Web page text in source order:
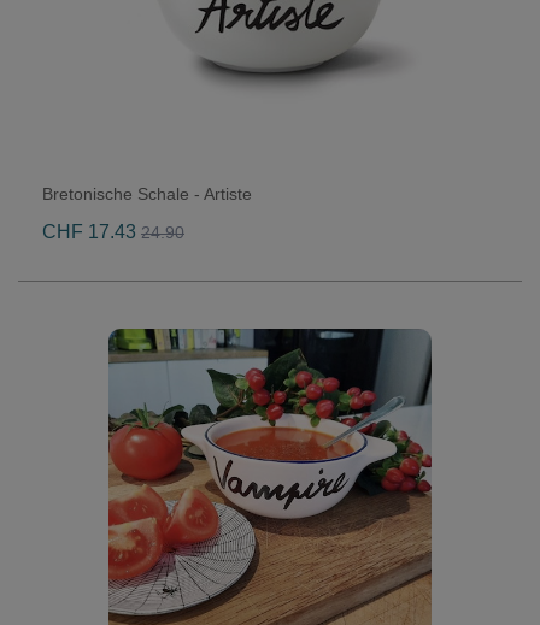
Bretonische Schale - Artiste
CHF 17.43 24.90